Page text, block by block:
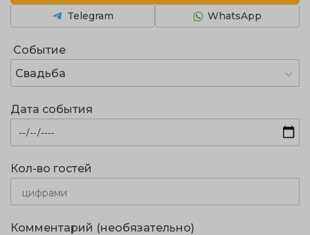
Событие
Свадьба
Дата события
Кол-во гостей
WhatsApp
Telegram
Комментарий (необязательно)